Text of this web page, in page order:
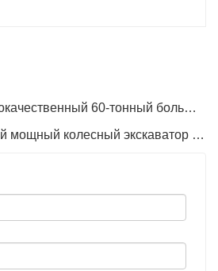
предыдущий : Высококачественный 60-тонный большой гусеничный гидравлический экскаватор
следующий : 8-тонный мощный колесный экскаватор для строительного оборудования